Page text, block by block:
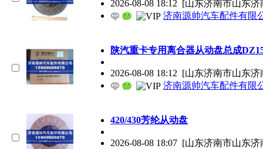
2026-08-08 18:12 [山东济南市山东
济南源帅汽车配件有限
陕汽重卡专用离合器从动盘总成
2026-08-08 18:12 [山东济南市山东
济南源帅汽车配件有限
420/430芳纶从动盘
2026-08-08 18:07 [山东济南市山东